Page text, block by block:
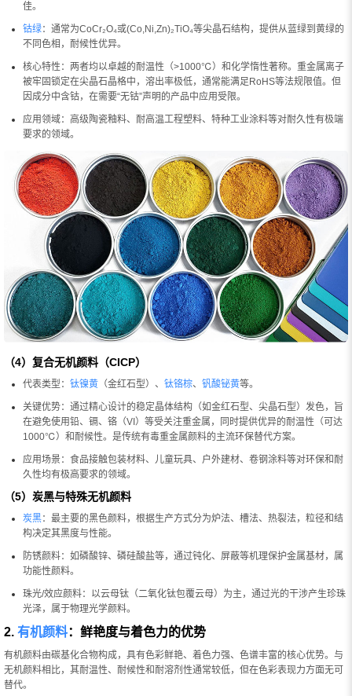
佳。
钴绿：通常为CoCr₂O₄或(Co,Ni,Zn)₂TiO₄等尖晶石结构，提供从蓝绿到黄绿的
不同色相，耐候性优异。
核心特性：两者均以卓越的耐温性（>1000℃）和化学惰性著称。重金属离子
被牢固锁定在尖晶石晶格中，溶出率极低，通常能满足RoHS等法规限值。但
因成分中含钴，在需要“无钴”声明的产品中应用受限。
应用领域：高级陶瓷釉料、耐高温工程塑料、特种工业涂料等对耐久性有极端
要求的领域。
（4）复合无机颜料（CICP）
代表类型： 钛镍黄 （金红石型）、 钛铬棕、 钒酸铋黄等。
关键优势：通过精心设计的稳定晶体结构（如金红石型、尖晶石型）发色，旨
在避免使用铅、镉、铬（VI）等受关注重金属，同时提供优异的耐温性（可达
1000℃）和耐候性。是传统有毒重金属颜料的主流环保替代方案。
应用场景：食品接触包装材料、儿童玩具、户外建材、卷钢涂料等对环保和耐
久性均有极高要求的领域。
（5）炭黑与特殊无机颜料
炭黑：最主要的黑色颜料，根据生产方式分为炉法、槽法、热裂法，粒径和结
构决定其黑度与性能。
防锈颜料：如磷酸锌、磷硅酸盐等，通过钝化、屏蔽等机理保护金属基材，属
功能性颜料。
珠光/效应颜料：以云母钛（二氧化钛包覆云母）为主，通过光的干涉产生珍珠
光泽，属于物理光学颜料。
2. 有机颜料：鲜艳度与着色力的优势
有机颜料由碳基化合物构成，具有色彩鲜艳、着色力强、色谱丰富的核心优势。与
无机颜料相比，其耐温性、耐候性和耐溶剂性通常较低，但在色彩表现力方面无可
替代。